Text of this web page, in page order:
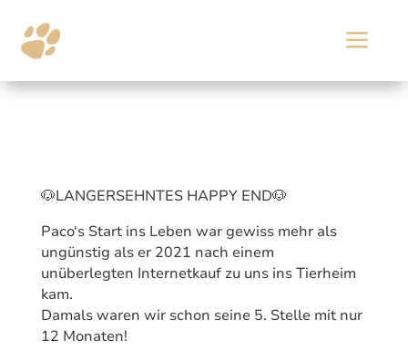
a
🐶LANGERSEHNTES HAPPY END🐶
Paco‘s Start ins Leben war gewiss mehr als
ungünstig als er 2021 nach einem
unüberlegten Internetkauf zu uns ins Tierheim
kam.
Damals waren wir schon seine 5. Stelle mit nur
12 Monaten!